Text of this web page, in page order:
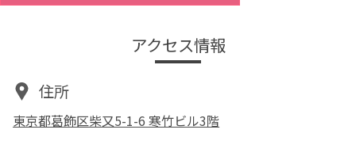
アクセス情報
住所
東京都葛飾区柴又5-1-6 寒竹ビル3階